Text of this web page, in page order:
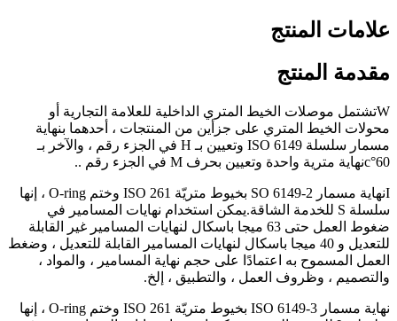
علامات المنتج
مقدمة المنتج
Wتشتمل موصلات الخيط المتري الداخلية للعلامة التجارية أو
محولات الخيط المتري على جزأين من المنتجات ، أحدهما بنهاية
مسمار سلسلة ISO 6149 وتعيين بـ H في الجزء رقم ، والآخر بـ
60
°
cنهاية مترية واحدة وتعيين بحرف M في الجزء رقم ..
I
نهاية مسمار SO 6149-2 بخيوط متريّة ISO 261 وختم O-ring ، إنها
سلسلة S للخدمة الشاقة.يمكن استخدام نهايات المسامير في
ضغوط العمل حتى 63 ميجا باسكال لنهايات المسامير غير القابلة
للتعديل و 40 ميجا باسكال لنهايات المسامير القابلة للتعديل ، وضغط
العمل المسموح به اعتمادًا على حجم نهاية المسامير ، والمواد ،
والتصميم ، وظروف العمل ، والتطبيق ، إلخ.
نهاية مسمار ISO 6149-3 بخيوط متريّة ISO 261 وختم O-ring ، إنها